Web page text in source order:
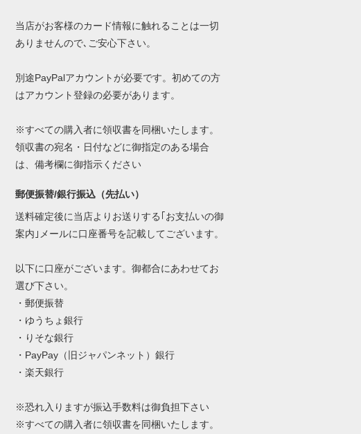
当店がお客様のカード情報に触れることは一切
ありませんので､ご安心下さい。
別途PayPalアカウントが必要です。初めての方
はアカウント登録の必要があります。
※すべての購入者に領収書を同梱いたします。
領収書の宛名・日付などに御指定のある場合
は、備考欄に御指示ください
郵便振替/銀行振込（先払い）
送料確定後に当店よりお送りする｢お支払いの御
案内｣メールに口座番号を記載してございます。
以下に口座がございます。御都合にあわせてお
選び下さい。
・郵便振替
・ゆうちょ銀行
・りそな銀行
・PayPay（旧ジャパンネット）銀行
・楽天銀行
※恐れ入りますが振込手数料は御負担下さい
※すべての購入者に領収書を同梱いたします。